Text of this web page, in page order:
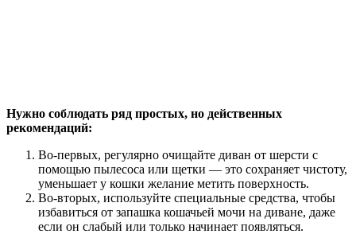
Нужно соблюдать ряд простых, но действенных
рекомендаций:
Во-первых, регулярно очищайте диван от шерсти с
помощью пылесоса или щетки — это сохраняет чистоту,
уменьшает у кошки желание метить поверхность.
Во-вторых, используйте специальные средства, чтобы
избавиться от запашка кошачьей мочи на диване, даже
если он слабый или только начинает появляться.